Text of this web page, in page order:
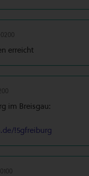
erreicht
im Breisgau:
!5gfreiburg